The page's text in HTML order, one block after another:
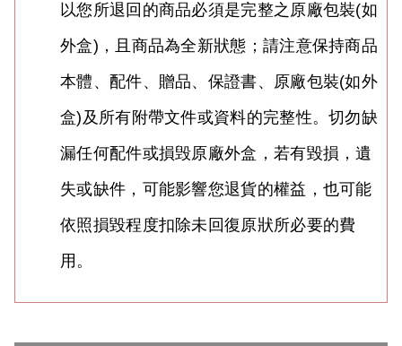
以您所退回的商品必須是完整之原廠包裝(如
外盒)，且商品為全新狀態；請注意保持商品
本體、配件、贈品、保證書、原廠包裝(如外
盒)及所有附帶文件或資料的完整性。切勿缺
漏任何配件或損毁原廠外盒， 若有毀損，遺
失或缺件，可能影響您退貨的權益，也可能
依照損毀程度扣除未回復原狀所必要的費
用。